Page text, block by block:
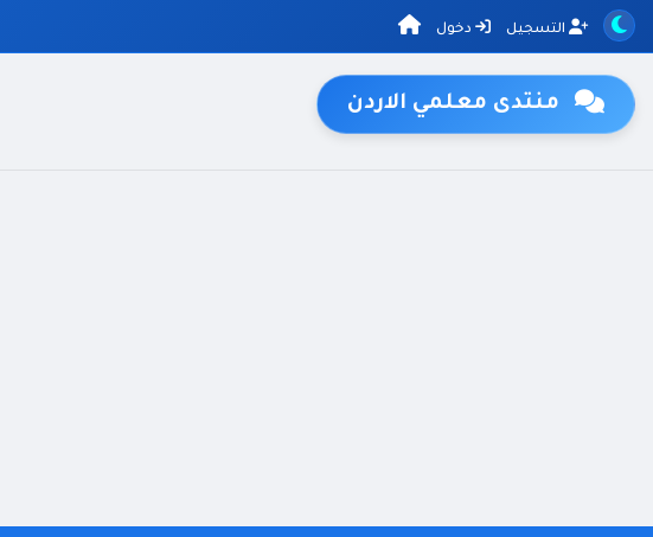
التسجيل دخول
منتدى معلمي الاردن